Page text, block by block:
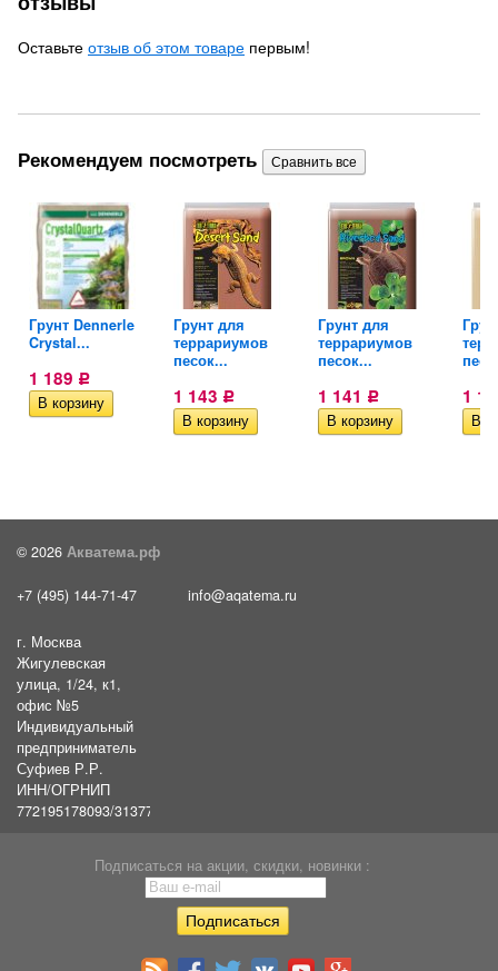
Оставьте отзыв об этом товаре первым!
Рекомендуем посмотреть
Грунт Dennerle
Crystal...
1 189 Р
Грунт для
террариумов
песок...
1 143 Р
Грунт для
террариумов
песок...
1 141 Р 1
© 2026 Акватема.рф
+7 (495) 144-71-47 info@aqatema.ru
г. Москва
Жигулевская
улица, 1/24, к1,
офис №5
Индивидуальный
предприниматель
Суфиев Р.Р.
ИНН/ОГРНИП
772195178093/31377461610054
Подписаться на акции, скидки, новинки :